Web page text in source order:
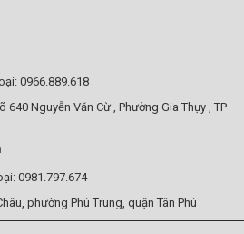
0966.889.618
Nguyễn Văn Cừ , Phường Gia Thụy , TP
0981.797.674
phường Phú Trung, quận Tân Phú